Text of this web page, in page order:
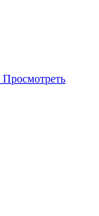
Просмотреть